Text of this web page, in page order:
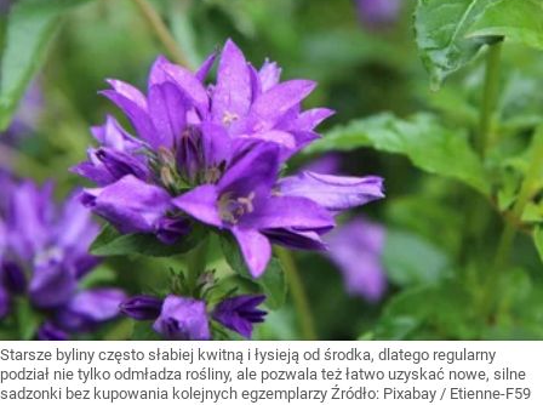
Starsze byliny często słabiej kwitną i łysieją od środka, dlatego regularny
podział nie tylko odmładza rośliny, ale pozwala też łatwo uzyskać nowe, silne
sadzonki bez kupowania kolejnych egzemplarzy Źródło: Pixabay / Etienne-F59